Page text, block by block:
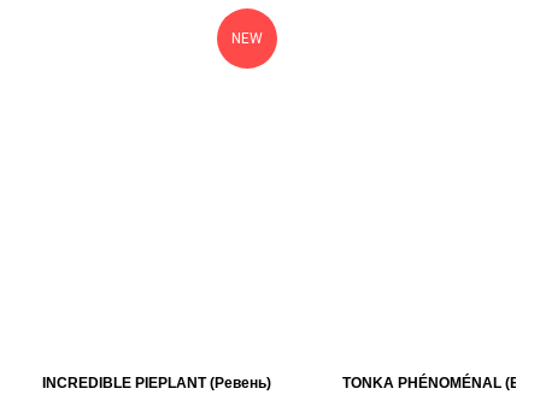
NEW
INCREDIBLE PIEPLANT (Ревень) TONKA PHÉNOMÉNAL